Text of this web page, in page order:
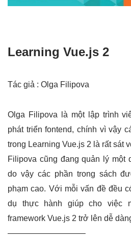
Learning Vue.js 2
Tác giả : Olga Filipova
Olga Filipova là một lập trình
phát triển fontend, chính vì vậy
trong Learning Vue.js 2 là rất sát
Filipova cũng đang quản lý một
do vậy các phần trong sách
phạm cao. Với mỗi vấn đề đều
dụ thực hành giúp cho việc
framework Vue.js 2 trở lên dễ
—————————–